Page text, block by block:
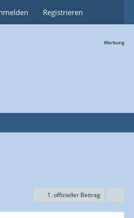
Registrieren
Werbung
1. offizieller Beitrag